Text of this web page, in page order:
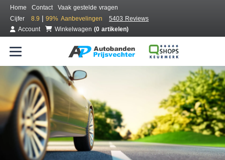
Home Contact
Vaak gestelde vragen
Cijfer
8.9 | 99% Aanbevelingen
5403 Reviews
Account
Winkelwagen (0 artikelen)
Bestel voordelig banden online
Gratis bezorgd of montage bij jou in de buurt